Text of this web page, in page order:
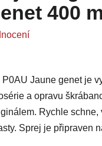
400
Jaune genet je
a opravu
Rychle schne,
Sprej je připraven